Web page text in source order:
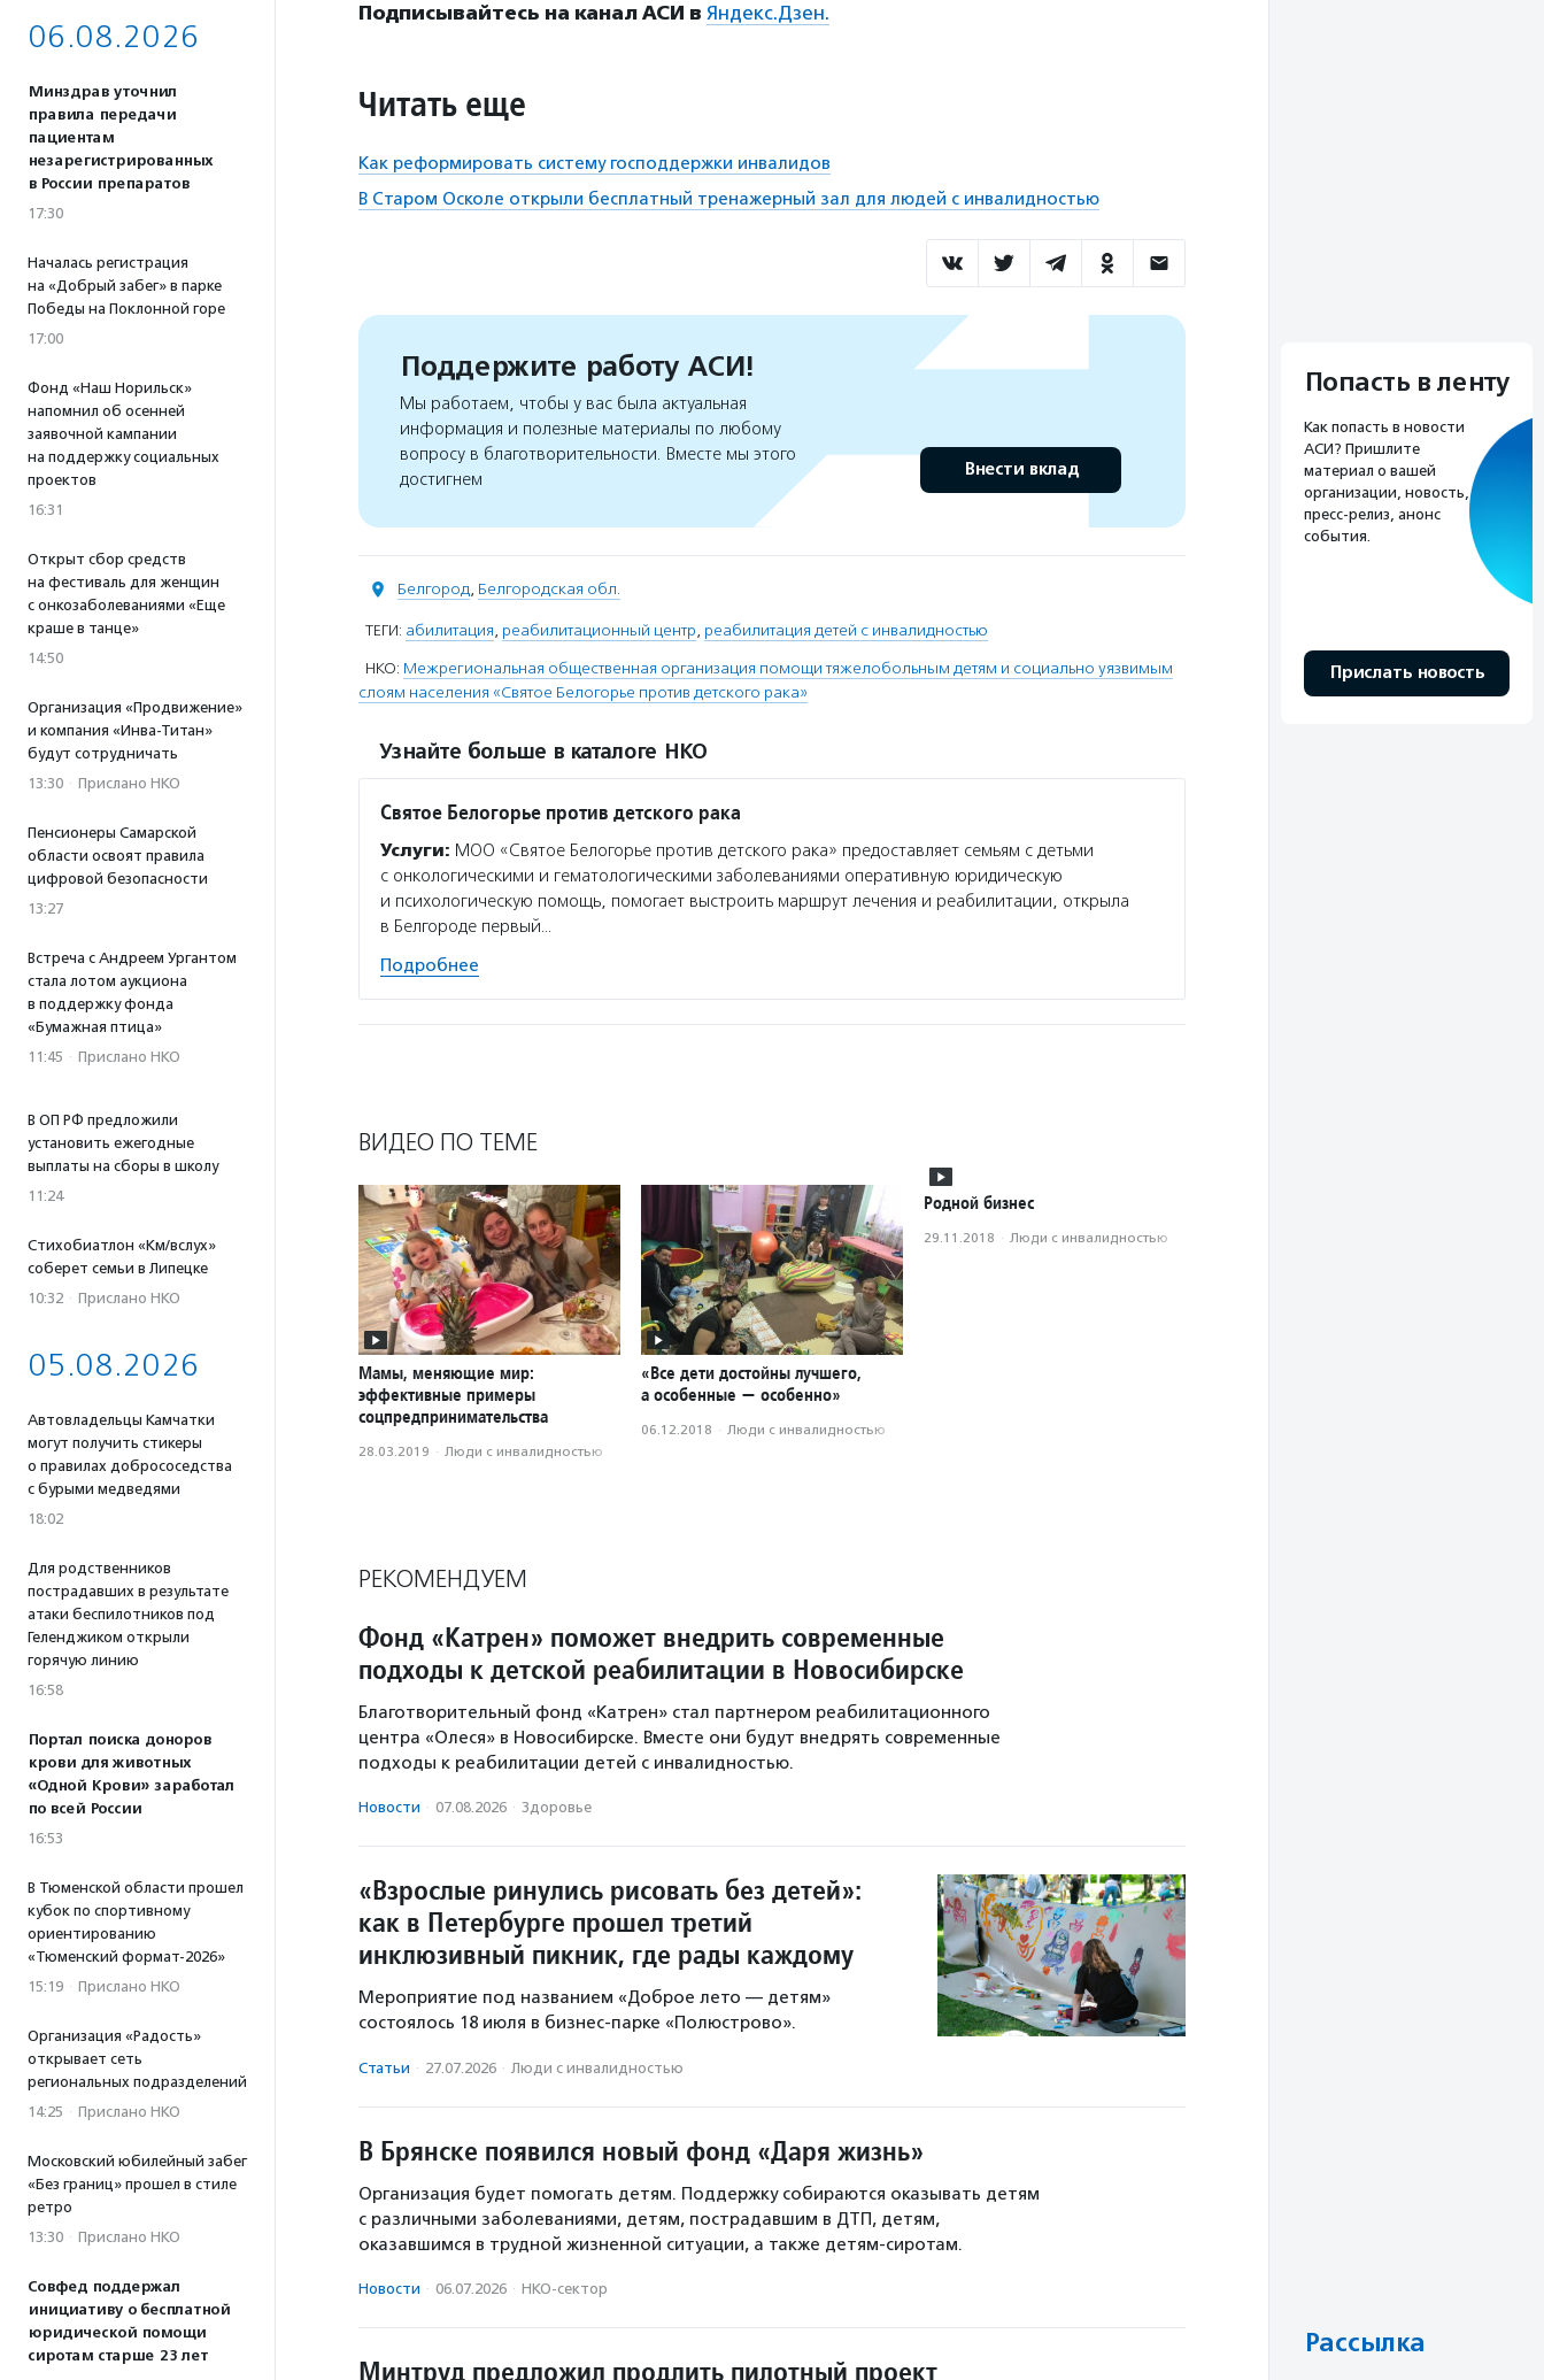
06.08.2026
Минздрав уточнил
правила передачи
пациентам
незарегистрированных
в России препаратов
17:30
Началась регистрация
на «Добрый забег» в парке
Победы на Поклонной горе
17:00
Фонд «Наш Норильск»
напомнил об осенней
заявочной кампании
на поддержку социальных
проектов
16:31
Открыт сбор средств
на фестиваль для женщин
с онкозаболеваниями «Еще
краше в танце»
14:50
Организация «Продвижение»
и компания «Инва-Титан»
будут сотрудничать
13:30 · Прислано НКО
Пенсионеры Самарской
области освоят правила
цифровой безопасности
13:27
Встреча с Андреем Ургантом
стала лотом аукциона
в поддержку фонда
«Бумажная птица»
11:45 · Прислано НКО
В ОП РФ предложили
установить ежегодные
выплаты на сборы в школу
11:24
Стихобиатлон «Км/вслух»
соберет семьи в Липецке
10:32 · Прислано НКО
05.08.2026
Автовладельцы Камчатки
могут получить стикеры
о правилах добрососедства
с бурыми медведями
18:02
Для родственников
пострадавших в результате
атаки беспилотников под
Геленджиком открыли
горячую линию
16:58
Портал поиска доноров
крови для животных
«Одной Крови» заработал
по всей России
16:53
В Тюменской области прошел
кубок по спортивному
ориентированию
«Тюменский формат-2026»
15:19 · Прислано НКО
Организация «Радость»
открывает сеть
региональных подразделений
14:25 · Прислано НКО
Московский юбилейный забег
«Без границ» прошел в стиле
ретро
13:30 · Прислано НКО
Совфед поддержал
инициативу о бесплатной
юридической помощи
сиротам старше 23 лет
Подписывайтесь на канал АСИ в Яндекс.Дзен.
Читать еще
Как реформировать систему господдержки инвалидов
В Старом Осколе открыли бесплатный тренажерный зал для людей с инвалидностью
Поддержите работу АСИ!
Мы работаем, чтобы у вас была актуальная
информация и полезные материалы по любому
вопросу в благотворительности. Вместе мы этого
достигнем
Внести вклад
Белгород, Белгородская обл.
ТЕГИ: абилитация, реабилитационный центр, реабилитация детей с инвалидностью
НКО: Межрегиональная общественная организация помощи тяжелобольным детям и социально уязвимым
слоям населения «Святое Белогорье против детского рака»
Узнайте больше в каталоге НКО
Святое Белогорье против детского рака
Услуги: МОО «Святое Белогорье против детского рака» предоставляет семьям с детьми
с онкологическими и гематологическими заболеваниями оперативную юридическую
и психологическую помощь, помогает выстроить маршрут лечения и реабилитации, открыла
в Белгороде первый…
Подробнее
ВИДЕО ПО ТЕМЕ
Мамы, меняющие мир:
эффективные примеры
соцпредпринимательства
28.03.2019 · Люди с инвалидностью
«Все дети достойны лучшего,
а особенные — особенно»
06.12.2018 · Люди с инвалидностью
Родной бизнес
29.11.2018 · Люди с инвалидностью
РЕКОМЕНДУЕМ
Фонд «Катрен» поможет внедрить современные
подходы к детской реабилитации в Новосибирске
Благотворительный фонд «Катрен» стал партнером реабилитационного
центра «Олеся» в Новосибирске. Вместе они будут внедрять современные
подходы к реабилитации детей с инвалидностью.
Новости · 07.08.2026 · Здоровье
«Взрослые ринулись рисовать без детей»:
как в Петербурге прошел третий
инклюзивный пикник, где рады каждому
Мероприятие под названием «Доброе лето — детям»
состоялось 18 июля в бизнес-парке «Полюстрово».
Статьи · 27.07.2026 · Люди с инвалидностью
В Брянске появился новый фонд «Даря жизнь»
Организация будет помогать детям. Поддержку собираются оказывать детям
с различными заболеваниями, детям, пострадавшим в ДТП, детям,
оказавшимся в трудной жизненной ситуации, а также детям-сиротам.
Новости · 06.07.2026 · НКО-сектор
Минтруд предложил продлить пилотный проект
Попасть в ленту
Как попасть в новости
АСИ? Пришлите
материал о вашей
организации, новость,
пресс-релиз, анонс
события.
Прислать новость
Рассылка